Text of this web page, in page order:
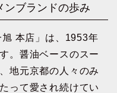
ンブランドの歩み
本店」は、1953年
。醤油ベースのスー
地元京都の人々のみ
って愛され続けてい